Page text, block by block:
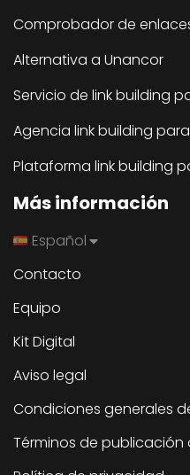
Comprobador de
Alternativa a Unancor
Servicio de link building
Agencia link building
Plataforma link building
Más información
Español
Contacto
Equipo
Kit Digital
Aviso legal
Condiciones generales
Términos de publicación